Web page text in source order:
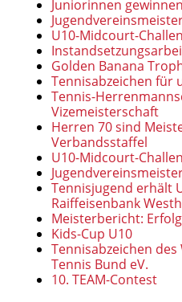
Juniorinnen
U10-Midcourt-
Golden Banana
Tennisabzeichen für
Tennis-
Vizemeisterschaft
Herren 70 sind
Verbandsstaffel
U10-Midcourt-
Tennisjugend erhält
Raiffeisenbank
Meisterbericht:
Kids-Cup U10
Tennisabzeichen
Tennis Bund eV.
10. TEAM-Contest